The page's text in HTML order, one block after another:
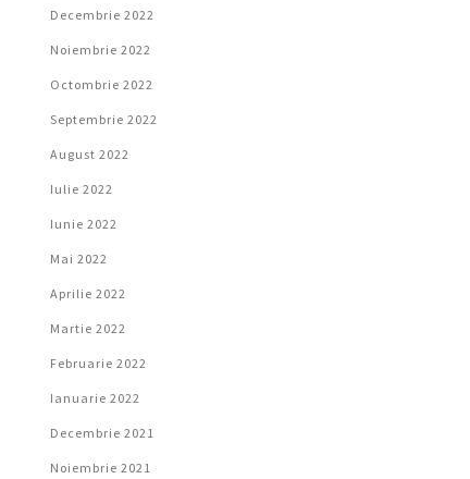
Decembrie 2022
Noiembrie 2022
Octombrie 2022
Septembrie 2022
August 2022
Iulie 2022
Iunie 2022
Mai 2022
Aprilie 2022
Martie 2022
Februarie 2022
Ianuarie 2022
Decembrie 2021
Noiembrie 2021